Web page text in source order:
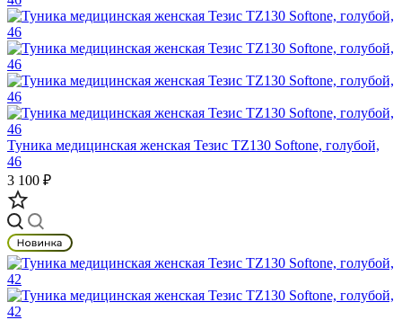
Туника медицинская женская Тезис TZ130 Softone, голубой,
46
3 100 ₽